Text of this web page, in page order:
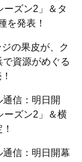
ーズン2」＆タ
を発表！
の果皮が、ク
資源がめぐる
通信：明日開
ーズン2」＆横
通信：明日開幕